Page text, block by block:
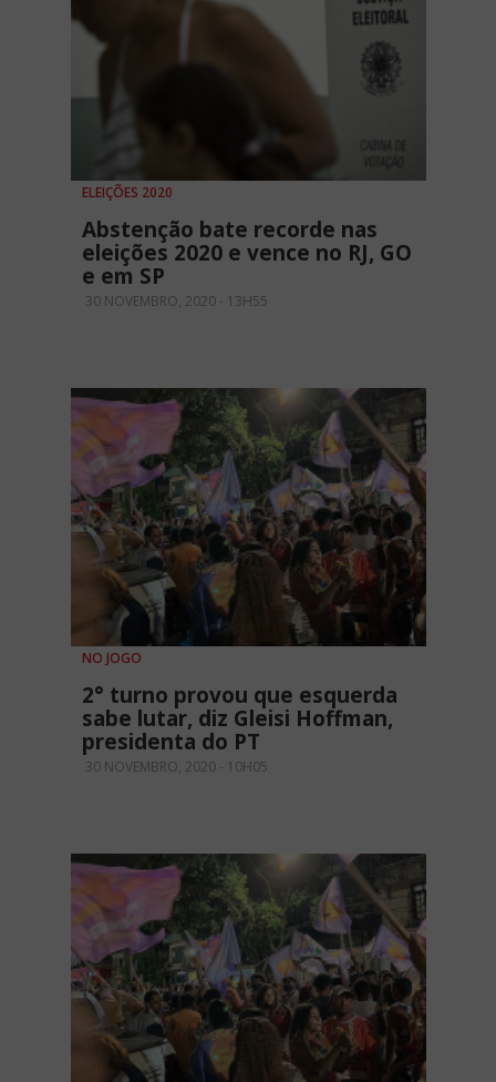
ELEIÇÕES 2020
Abstenção bate recorde nas
eleições 2020 e vence no RJ, GO
e em SP
30 NOVEMBRO, 2020 - 13H55
NO JOGO
2° turno provou que esquerda
sabe lutar, diz Gleisi Hoffman,
presidenta do PT
30 NOVEMBRO, 2020 - 10H05